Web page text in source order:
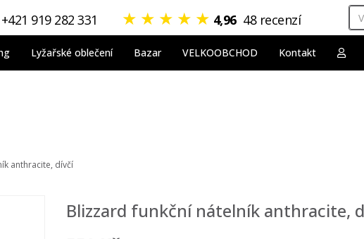
+421 919 282 331 ★ ★ ★ ★ ★ 4,96 48 recenzí
Lyžařské oblečení Bazar VELKOOBCHOD Kontakt
anthracite, dívčí
Blizzard funkční nátelník anthracite,